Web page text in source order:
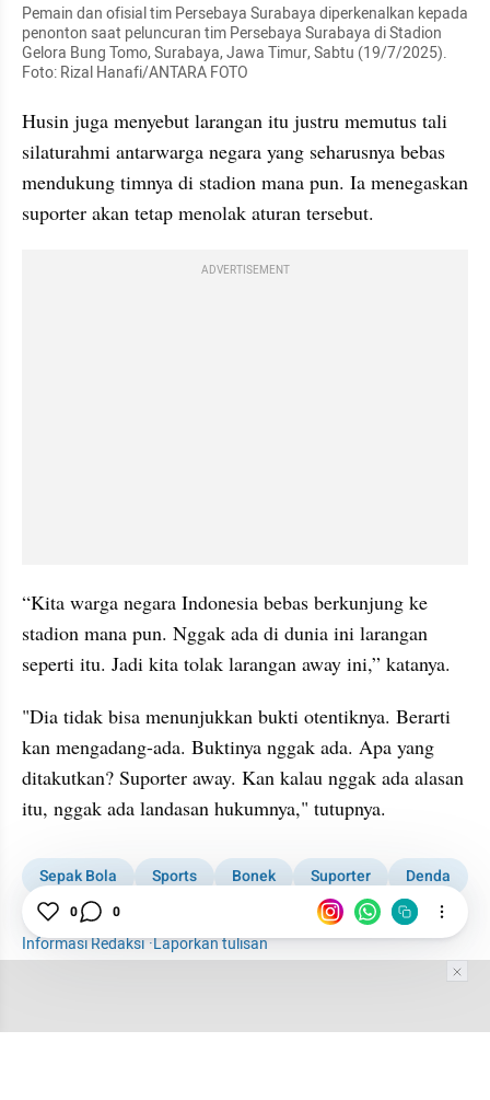
Pemain dan ofisial tim Persebaya Surabaya diperkenalkan kepada
penonton saat peluncuran tim Persebaya Surabaya di Stadion
Gelora Bung Tomo, Surabaya, Jawa Timur, Sabtu (19/7/2025).
Foto: Rizal Hanafi/ANTARA FOTO
Husin juga menyebut larangan itu justru memutus tali
silaturahmi antarwarga negara yang seharusnya bebas
mendukung timnya di stadion mana pun. Ia menegaskan
suporter akan tetap menolak aturan tersebut.
ADVERTISEMENT
“Kita warga negara Indonesia bebas berkunjung ke
stadion mana pun. Nggak ada di dunia ini larangan
seperti itu. Jadi kita tolak larangan away ini,” katanya.
"Dia tidak bisa menunjukkan bukti otentiknya. Berarti
kan mengadang-ada. Buktinya nggak ada. Apa yang
ditakutkan? Suporter away. Kan kalau nggak ada alasan
itu, nggak ada landasan hukumnya," tutupnya.
Sepak Bola Sports Bonek Suporter
Denda
Super League
Informasi Redaksi·Laporkan tulisan
0 0